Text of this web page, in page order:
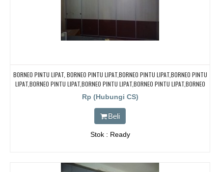
BORNEO PINTU LIPAT, BORNEO PINTU LIPAT,BORNEO PINTU LIPAT,BORNEO PINTU
LIPAT,BORNEO PINTU LIPAT,BORNEO PINTU LIPAT,BORNEO PINTU LIPAT,BORNEO
PINTU LIPAT
Rp (Hubungi CS)
Beli
Stok : Ready